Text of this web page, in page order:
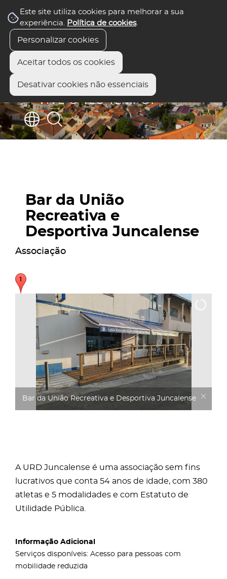
Este site utiliza cookies para melhorar a sua
experiência. Política de cookies.
Personalizar cookies
Aceitar todos os cookies
Desativar cookies não essenciais
Bar da União
Recreativa e
Desportiva Juncalense
Associação
Bar da União Recreativa e Desportiva Juncalense
A URD Juncalense é uma associação sem fins
lucrativos que conta 54 anos de idade, com 380
atletas e 5 modalidades e com Estatuto de
Utilidade Pública.
Informação Adicional
Serviços disponíveis: Acesso para pessoas com
mobilidade reduzida